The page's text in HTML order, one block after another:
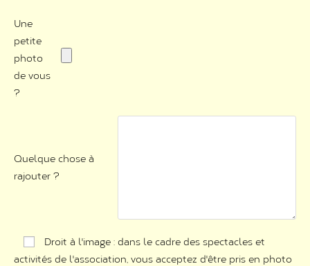
Une
petite
photo
de vous
?
Quelque chose à
rajouter ?
Droit à l'image : dans le cadre des spectacles et
activités de l'association, vous acceptez d'être pris en photo